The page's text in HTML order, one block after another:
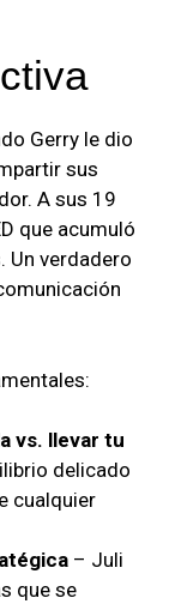
Gerry le dio
sus
A sus 19
que acumuló
Un verdadero
vs. llevar tu
delicado
cualquier
– Juli
que se